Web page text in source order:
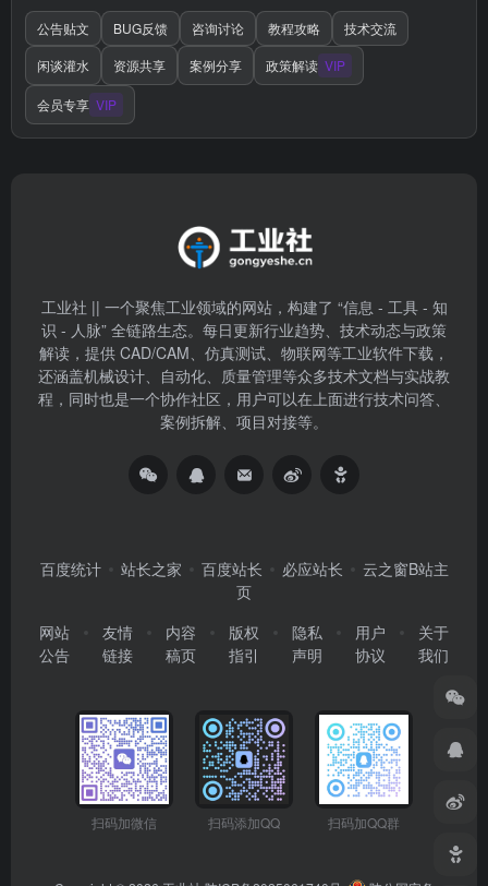
公告贴文 BUG反馈 咨询讨论 教程攻略
技术交流
闲谈灌水
资源共享 案例分享 政策解读 VIP
会员专享 VIP
工业社 || 一个聚焦工业领域的网站，构建了 “信息 - 工具 - 知
识 - 人脉” 全链路生态。每日更新行业趋势、技术动态与政策
解读，提供 CAD/CAM、仿真测试、物联网等工业软件下载，
还涵盖机械设计、自动化、质量管理等众多技术文档与实战教
程，同时也是一个协作社区，用户可以在上面进行技术问答、
案例拆解、项目对接等。
百度统计 站长之家 百度站长 必应站长
云之窗B站主
页
网站
公告
友情
链接
内容
稿页
版权
指引
隐私
声明
用户
协议
关于
我们
扫码加微信 扫码添加QQ 扫码加QQ群